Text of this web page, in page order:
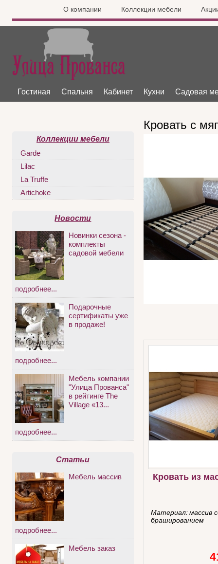
О компании Коллекции мебели
Гостиная Спальня Кабинет Кухни Садовая
Кровать с
Кровать из
Материал:массив
брашированием
Коллекции мебели
Garde
Lilac
La Truffe
Artichoke
Новости
Новинки сезона -
комплекты
садовой мебели
подробнее...
Подарочные
сертификаты уже
в продаже!
подробнее...
Мебель компании
"Улица Прованса"
в рейтинге The
Village «13...
подробнее...
Статьи
Мебель массив
подробнее...
Мебель заказ